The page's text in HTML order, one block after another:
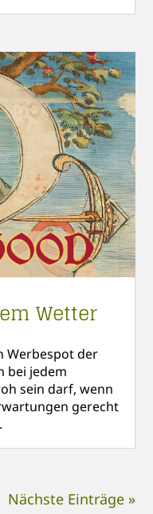
Wetter
Werbespot der
bei jedem
sein darf, wenn
gerecht
Nächste Einträge »